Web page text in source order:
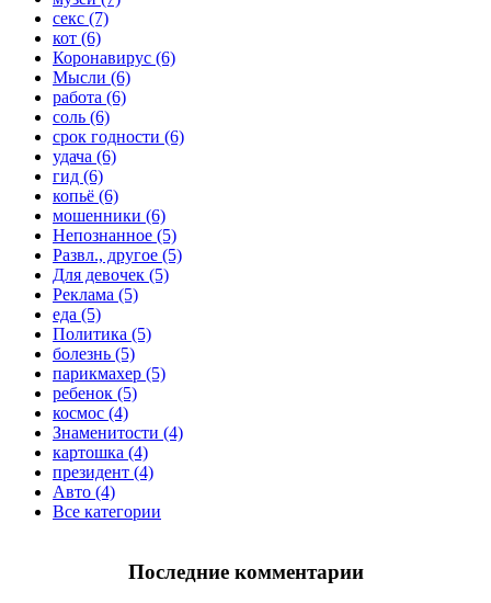
секс (7)
кот (6)
Коронавирус (6)
Мысли (6)
работа (6)
соль (6)
срок годности (6)
удача (6)
гид (6)
копьё (6)
мошенники (6)
Непознанное (5)
Развл., другое (5)
Для девочек (5)
Реклама (5)
еда (5)
Политика (5)
болезнь (5)
парикмахер (5)
ребенок (5)
космос (4)
Знаменитости (4)
картошка (4)
президент (4)
Авто (4)
Все категории
Последние комментарии